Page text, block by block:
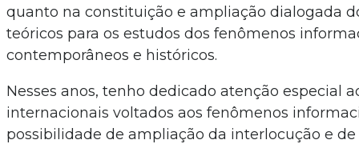
quanto na constituição e ampliação dialogada
teóricos para os estudos dos fenômenos
contemporâneos e históricos.
Nesses anos, tenho dedicado atenção especial
internacionais voltados aos fenômenos
possibilidade de ampliação da interlocução e